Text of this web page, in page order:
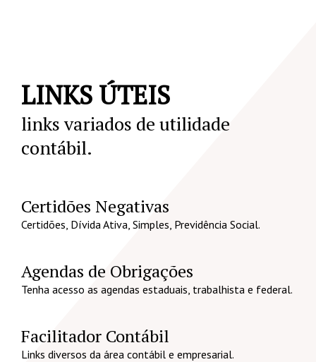
LINKS ÚTEIS
links variados de utilidade
contábil.
Certidões Negativas
Certidões, Dívida Ativa, Simples, Previdência Social.
Agendas de Obrigações
Tenha acesso as agendas estaduais, trabalhista e federal.
Facilitador Contábil
Links diversos da área contábil e empresarial.